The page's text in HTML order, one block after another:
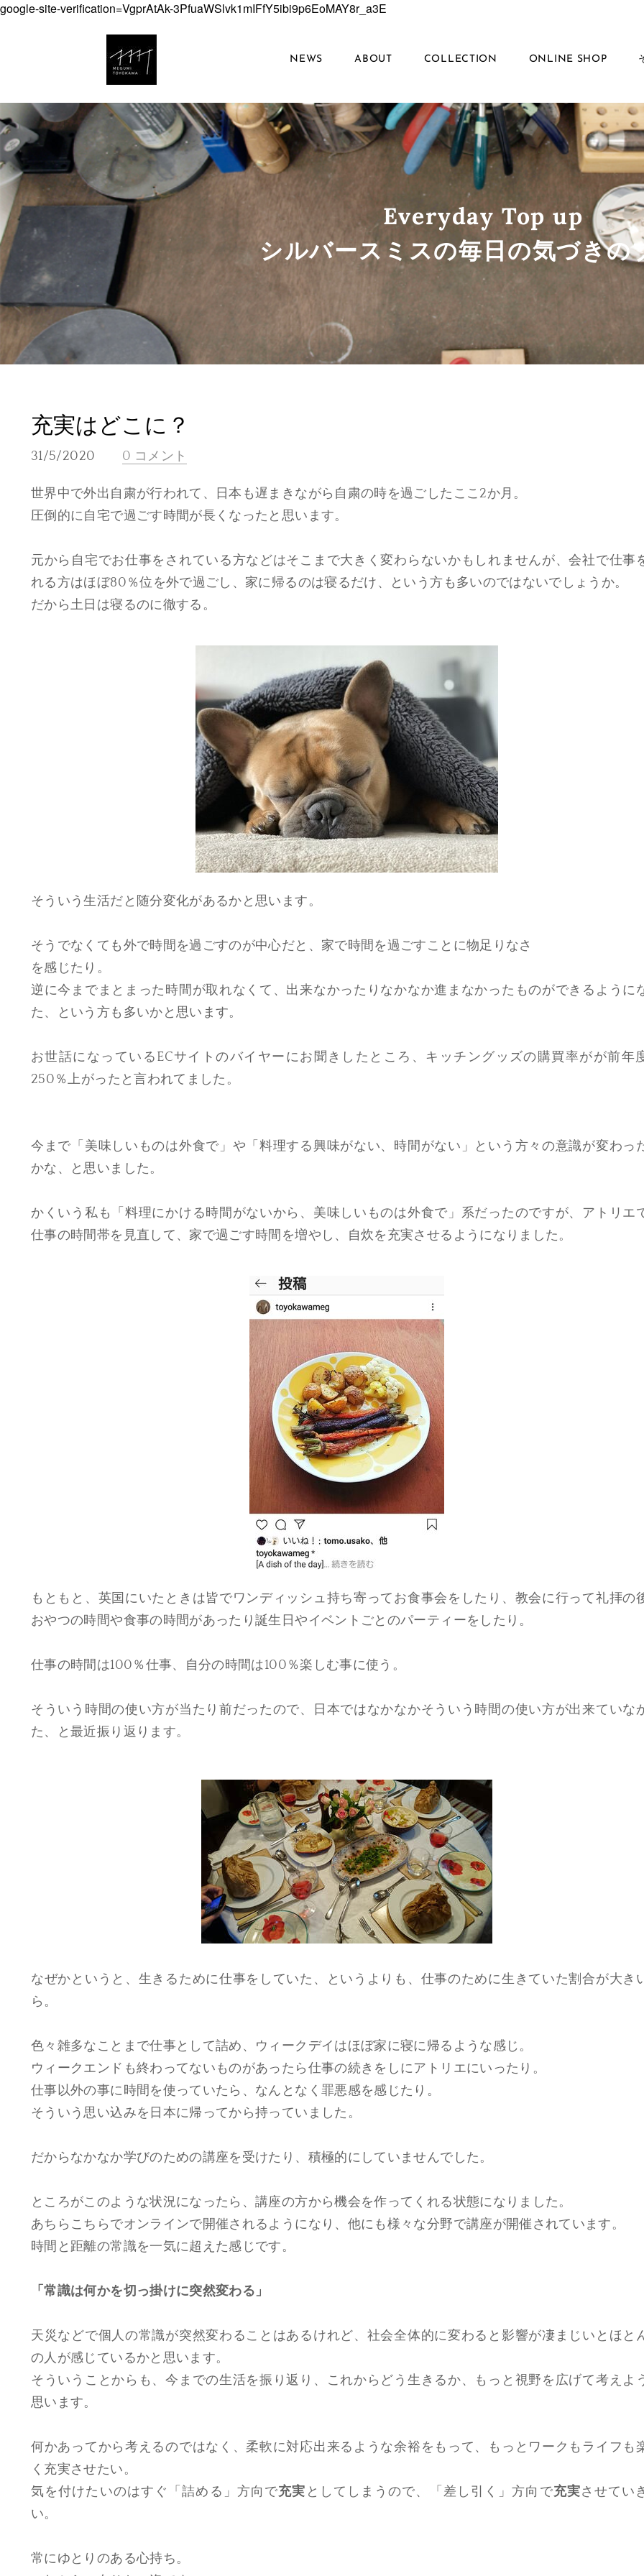
google-site-verification=VgprAtAk-3PfuaWSlvk1mIFfY5ibi9p6EoMAY8r_a3E
NEWS ABOUT COLLECTION ONLINE SHOP
Everyday Top up
シルバースミスの毎日の気づきの
充実はどこに？
31/5/2020 0 コメント
世界中で外出自粛が行われて、日本も遅まきながら自粛の時を過ごしたここ2か月。
圧倒的に自宅で過ごす時間が長くなったと思います。
元から自宅でお仕事をされている方などはそこまで大きく変わらないかもしれませんが、会社で仕事
れる方はほぼ80％位を外で過ごし、家に帰るのは寝るだけ、という方も多いのではないでしょうか。
だから土日は寝るのに徹する。
そういう生活だと随分変化があるかと思います。
そうでなくても外で時間を過ごすのが中心だと、家で時間を過ごすことに物足りなさ
を感じたり。
逆に今までまとまった時間が取れなくて、出来なかったりなかなか進まなかったものができるように
た、という方も多いかと思います。
お世話になっているECサイトのバイヤーにお聞きしたところ、キッチングッズの購買率がが前年
250％上がったと言われてました。
今まで「美味しいものは外食で」や「料理する興味がない、時間がない」という方々の意識が変わっ
かな、と思いました。
かくいう私も「料理にかける時間がないから、美味しいものは外食で」系だったのですが、アトリエ
仕事の時間帯を見直して、家で過ごす時間を増やし、自炊を充実させるようになりました。
もともと、英国にいたときは皆でワンディッシュ持ち寄ってお食事会をしたり、教会に行って礼拝の
おやつの時間や食事の時間があったり誕生日やイベントごとのパーティーをしたり。
仕事の時間は100％仕事、自分の時間は100％楽しむ事に使う。
そういう時間の使い方が当たり前だったので、日本ではなかなかそういう時間の使い方が出来ていな
た、と最近振り返ります。
なぜかというと、生きるために仕事をしていた、というよりも、仕事のために生きていた割合が大き
ら。
色々雑多なことまで仕事として詰め、ウィークデイはほぼ家に寝に帰るような感じ。
ウィークエンドも終わってないものがあったら仕事の続きをしにアトリエにいったり。
仕事以外の事に時間を使っていたら、なんとなく罪悪感を感じたり。
そういう思い込みを日本に帰ってから持っていました。
だからなかなか学びのための講座を受けたり、積極的にしていませんでした。
ところがこのような状況になったら、講座の方から機会を作ってくれる状態になりました。
あちらこちらでオンラインで開催されるようになり、他にも様々な分野で講座が開催されています。
時間と距離の常識を一気に超えた感じです。
「常識は何かを切っ掛けに突然変わる」
天災などで個人の常識が突然変わることはあるけれど、社会全体的に変わると影響が凄まじいとほと
の人が感じているかと思います。
そういうことからも、今までの生活を振り返り、これからどう生きるか、もっと視野を広げて考えよ
思います。
何かあってから考えるのではなく、柔軟に対応出来るような余裕をもって、もっとワークもライフも
く充実させたい。
気を付けたいのはすぐ「詰める」方向で充実 としてしまうので、「差し引く」方向で充実させてい
い。
常にゆとりのある心持ち。